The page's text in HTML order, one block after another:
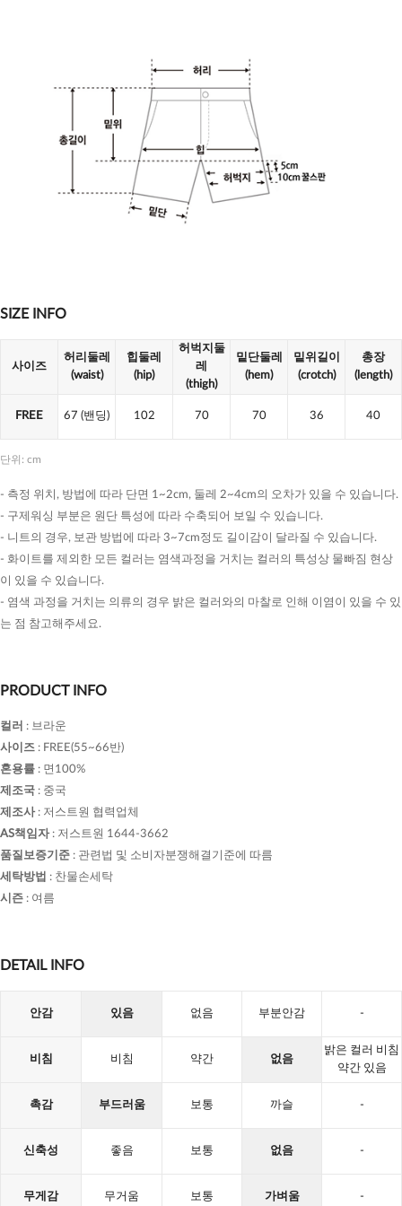
SIZE INFO
사이즈
허리둘레
(waist)
힙둘레
(hip)
허벅지둘
레
(thigh)
밑단둘레
(hem)
밑위길이
(crotch)
총장
(length)
FREE 67 (밴딩) 102 70 70 36 40
단위: cm
- 측정 위치, 방법에 따라 단면 1~2cm, 둘레 2~4cm의 오차가 있을 수 있습니다.
- 구제워싱 부분은 원단 특성에 따라 수축되어 보일 수 있습니다.
- 니트의 경우, 보관 방법에 따라 3~7cm정도 길이감이 달라질 수 있습니다.
- 화이트를 제외한 모든 컬러는 염색과정을 거치는 컬러의 특성상 물빠짐 현상
이 있을 수 있습니다.
- 염색 과정을 거치는 의류의 경우 밝은 컬러와의 마찰로 인해 이염이 있을 수 있
는 점 참고해주세요.
PRODUCT INFO
컬러 : 브라운
사이즈 : FREE(55~66반)
혼용률 : 면100%
제조국 : 중국
제조사: 저스트원 협력업체
AS책임자: 저스트원 1644-3662
품질보증기준 : 관련법 및 소비자분쟁해결기준에 따름
세탁방법 : 찬물손세탁
시즌 : 여름
DETAIL INFO
안감 있음 없음 부분안감 -
비침 비침 약간 없음
밝은 컬러 비침
약간 있음
촉감 부드러움 보통 까슬 -
신축성 좋음 보통 없음 -
무게감 무거움 보통 가벼움 -